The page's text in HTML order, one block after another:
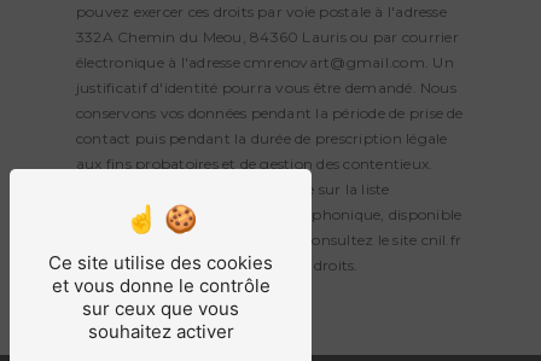
pouvez exercer ces droits par voie postale à l'adresse
332A Chemin du Meou, 84360 Lauris ou par courrier
électronique à l'adresse cmrenovart@gmail.com. Un
justificatif d'identité pourra vous être demandé. Nous
conservons vos données pendant la période de prise de
contact puis pendant la durée de prescription légale
aux fins probatoires et de gestion des contentieux.
Vous avez le droit de vous inscrire sur la liste
d'opposition au démarchage téléphonique, disponible
à cette adresse:
. Consultez le site cnil.fr
pour plus d’informations sur vos droits.
Ce site utilise des cookies
et vous donne le contrôle
sur ceux que vous
souhaitez activer